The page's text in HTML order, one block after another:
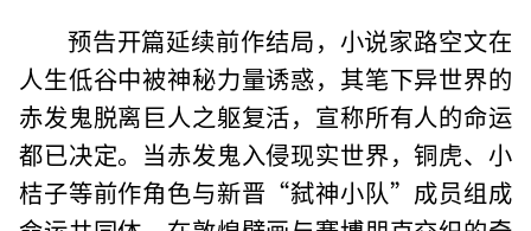
预告开篇延续前作结局，小说家路空文在
人生低谷中被神秘力量诱惑，其笔下异世界的
赤发鬼脱离巨人之躯复活，宣称所有人的命运
都已决定。当赤发鬼入侵现实世界，铜虎、小
桔子等前作角色与新晋“弑神小队”成员组成